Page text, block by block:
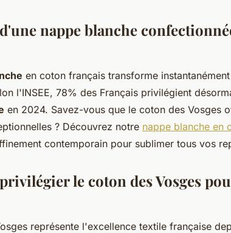
avec une
chic
nappe blanche
en coton français transforme
l'INSEE, 78% des Français privilégient
en 2024. Savez-vous que le coton des Vosges
? Découvrez notre nappe blanche en
contemporain pour sublimer tous vos
le coton des Vosges
représente l'excellence textile française